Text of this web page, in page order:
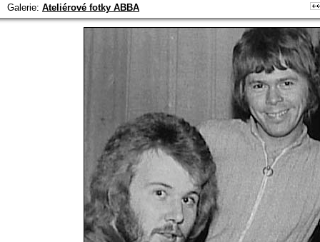
Galerie: Ateliérové fotky ABBA